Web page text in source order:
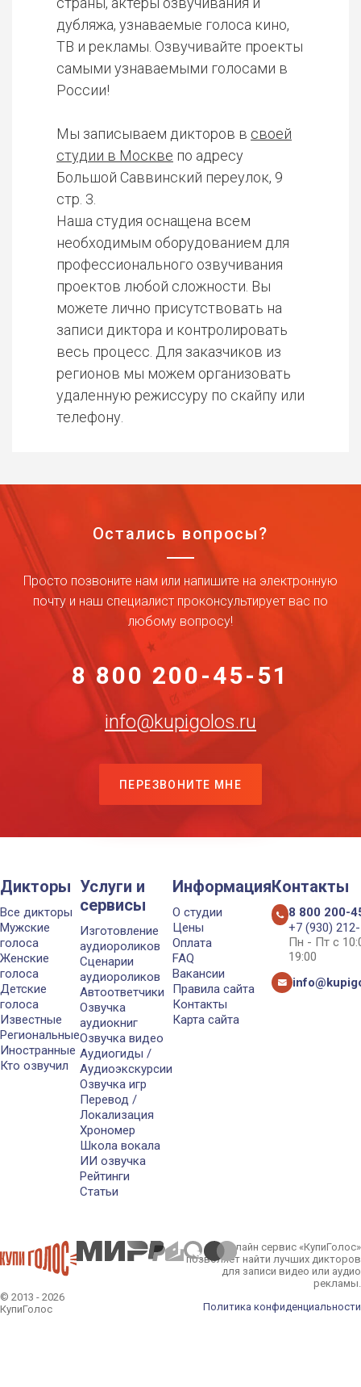
дубляжа, узнаваемые голоса кино,
ТВ и рекламы. Озвучивайте проекты
самыми узнаваемыми голосами в
России!
Мы записываем дикторов в своей
студии в Москве по адресу
Большой Саввинский переулок, 9
стр. 3.
Наша студия оснащена всем
необходимым оборудованием для
профессионального озвучивания
проектов любой сложности. Вы
можете лично присутствовать на
записи диктора и контролировать
весь процесс. Для заказчиков из
регионов мы можем организовать
удаленную режиссуру по скайпу или
телефону.
Остались вопросы?
Просто позвоните нам или напишите на электронную
почту и наш специалист проконсультирует вас по
любому вопросу!
8 800 200-45-51
info@kupigolos.ru
ПЕРЕЗВОНИТЕ МНЕ
Дикторы
Все дикторы
Мужские
голоса
Женские
голоса
Детские
голоса
Известные
Региональные
Иностранные
Кто озвучил
Услуги и
сервисы
Изготовление
аудиороликов
Сценарии
аудиороликов
Автоответчики
Озвучка
аудиокниг
Озвучка видео
Аудиогиды /
Аудиоэкскурсии
Озвучка игр
Перевод /
Локализация
Хрономер
Школа вокала
ИИ озвучка
Рейтинги
Статьи
Информация
О студии
Цены
Оплата
FAQ
Вакансии
Правила сайта
Контакты
Карта сайта
Контакты
8 800 200-
+7 (930)
Пн - Пт с
19:00
© 2013 - 2026
КупиГолос
Онлайн сервис «КупиГолос»
позволяет найти лучших дикторов
для записи видео или аудио
рекламы.
Политика конфиденциальности